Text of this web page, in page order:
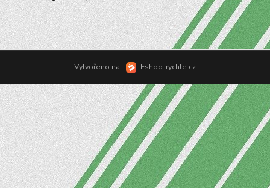
Vytvořeno na Eshop-rychle.cz